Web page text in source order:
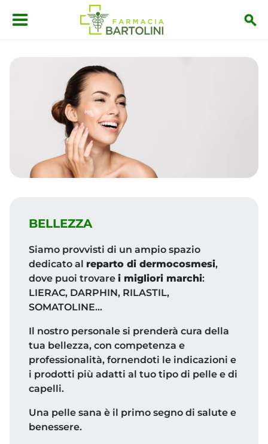
Salta al contenuto principale
BELLEZZA
Siamo provvisti di un ampio spazio
dedicato al reparto di dermocosmesi,
dove puoi trovare i migliori marchi:
LIERAC, DARPHIN, RILASTIL,
SOMATOLINE…
Il nostro personale si prenderà cura della
tua bellezza, con competenza e
professionalità, fornendoti le indicazioni e
i prodotti più adatti al tuo tipo di pelle e di
capelli.
Una pelle sana è il primo segno di salute e
benessere.